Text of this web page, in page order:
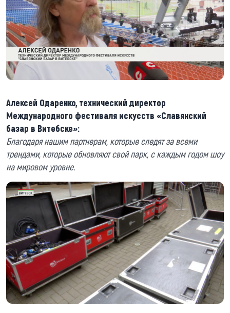
Алексей Одаренко, технический директор
Международного фестиваля искусств «Славянский
базар в Витебске»:
Благодаря нашим партнерам, которые следят за всеми
трендами, которые обновляют свой парк, с каждым годом шоу
на мировом уровне.